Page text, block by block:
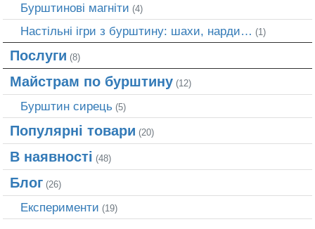
Бурштинові магніти (4)
Настільні ігри з бурштину: шахи, нарди… (1)
Послуги (8)
Майстрам по бурштину (12)
Бурштин сирець (5)
Популярні товари (20)
В наявності (48)
Блог (26)
Експерименти (19)